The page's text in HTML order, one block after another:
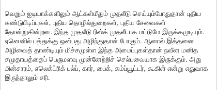
வெறும் ஐடியாக்களிலும் ஆட்கள்மீதும் முதலீடு செய்யும்போதுதான் புதிய
கண்டுபிடிப்புகள், புதிய தொழில்துறைகள், புதிய சேவைகள்
தோன்றுகின்றன. இந்த முதலீடு ரிஸ்க் முதலீடாக மட்டுமே இருக்கமுடியும்.
ஏனெனில் பத்துக்கு ஒன்பது அழிந்துதான் போகும். ஆனால் இத்தனை
அழிவைத் தாண்டியும் மிச்சமுள்ள இந்த அமைப்புகள்தான் நவீன மனித
சமுதாயத்தைப் பெருமளவு முன்னேற்றிச் செல்பவையாக இருக்கும். அது
மின்சாரம், எலெக்ட்ரிக் பல்ப், கார், பைக், கம்ப்யூட்டர், கூகிள் என்று எதுவாக
இருந்தாலும் சரி.